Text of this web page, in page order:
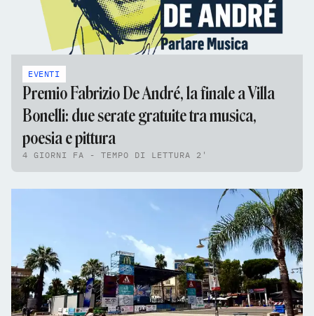
EVENTI
Premio Fabrizio De André, la finale a Villa
Bonelli: due serate gratuite tra musica,
poesia e pittura
4 GIORNI FA - TEMPO DI LETTURA 2'